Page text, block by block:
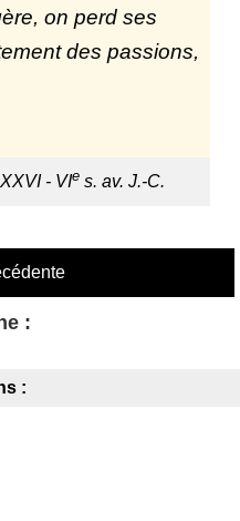
on perd ses
des passions,
- VIe s. av. J.-C.
:
: